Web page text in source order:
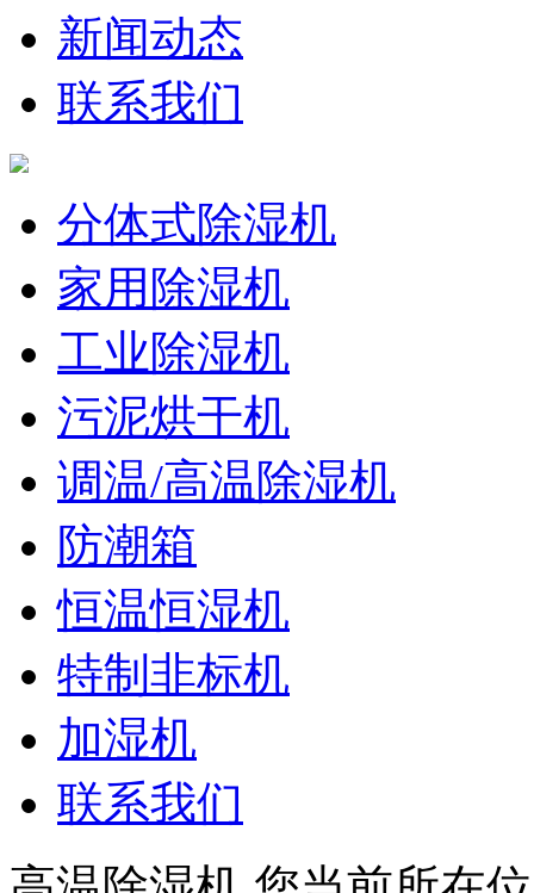
新闻动态
联系我们
分体式除湿机
家用除湿机
工业除湿机
污泥烘干机
调温/高温除湿机
防潮箱
恒温恒湿机
特制非标机
加湿机
联系我们